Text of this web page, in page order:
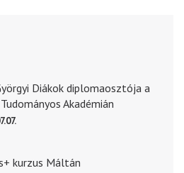
Diákok diplomaosztója a
Akadémián
kurzus Máltán